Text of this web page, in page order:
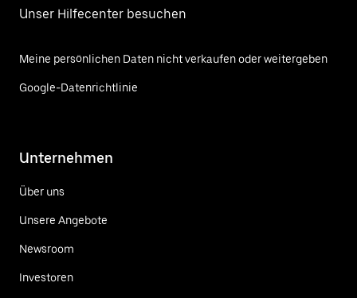
Unser Hilfecenter besuchen
Meine persönlichen Daten nicht verkaufen oder weitergeben
Google-Datenrichtlinie
Unternehmen
Über uns
Unsere Angebote
Newsroom
Investoren